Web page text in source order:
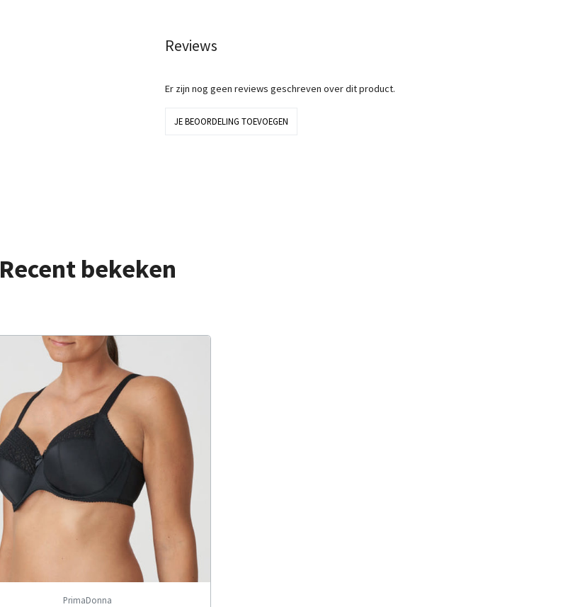
Reviews
Er zijn nog geen reviews geschreven over dit product.
JE BEOORDELING TOEVOEGEN
Recent bekeken
PrimaDonna